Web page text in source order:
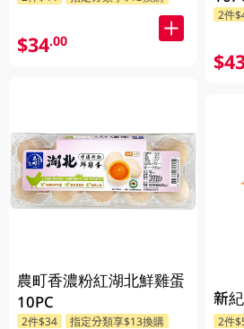
$34.00
農町香濃粉紅湖北鮮雞蛋
10PC
2件$34 指定分類享$13換購
2件
新
2件